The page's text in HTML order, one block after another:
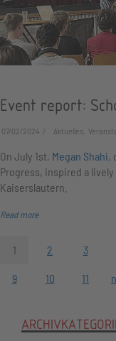
Event report:
07/02/2024 Aktuelles,
On July 1st, Megan Shahi,
Progress, inspired a
Kaiserslautern.
Read more
1 2 3
9 10 11